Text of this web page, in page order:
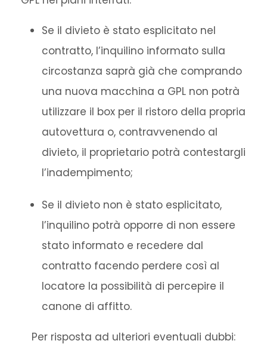
Se il divieto è stato esplicitato nel
contratto, l’inquilino informato sulla
circostanza saprà già che comprando
una nuova macchina a GPL non potrà
utilizzare il box per il ristoro della propria
autovettura o, contravvenendo al
divieto, il proprietario potrà contestargli
l’inadempimento;
Se il divieto non è stato esplicitato,
l’inquilino potrà opporre di non essere
stato informato e recedere dal
contratto facendo perdere così al
locatore la possibilità di percepire il
canone di affitto.
Per risposta ad ulteriori eventuali dubbi: